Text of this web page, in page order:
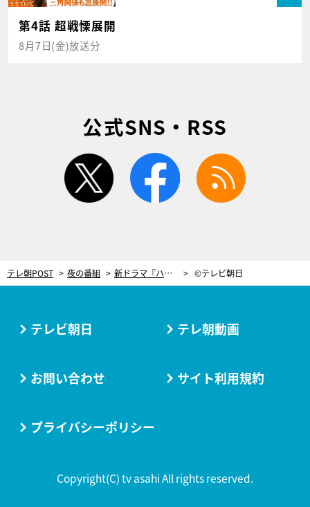
第4話 超戦慄展開
8月7日(金)放送分
公式SNS・RSS
twitter facebook
テレ朝POST 夜の番組 新ドラマ『ハケン占い師アタル』、制作発表で豪華すぎる“自撮り” ©テレビ朝日
テレビ朝日 テレ朝動画
お問い合わせ サイト利用規約
プライバシーポリシー
Copyright(C) tv asahi All rights reserved.